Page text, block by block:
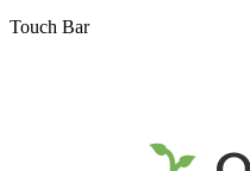
2
Touch Bar